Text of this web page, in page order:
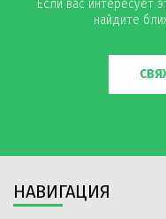
Если вас интересует
найдите
НАВИГАЦИЯ